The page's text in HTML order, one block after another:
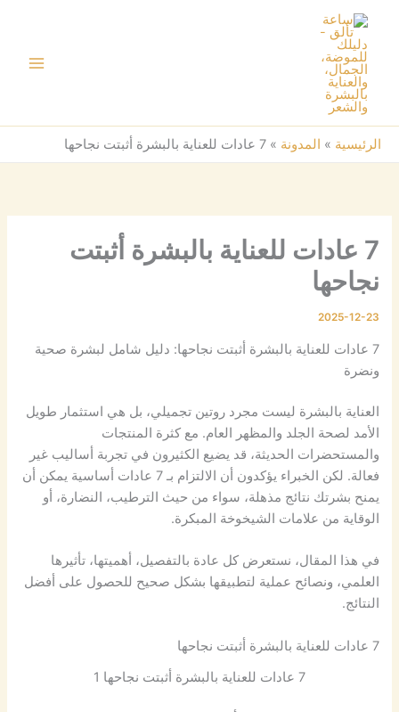
المحتوى
الرئيسية » المدونة » 7 عادات للعناية بالبشرة أثبتت نجاحها
7 عادات للعناية بالبشرة أثبتت
نجاحها
2025-12-23
7 عادات للعناية بالبشرة أثبتت نجاحها: دليل شامل لبشرة صحية
ونضرة
العناية بالبشرة ليست مجرد روتين تجميلي، بل هي استثمار طويل
الأمد لصحة الجلد والمظهر العام. مع كثرة المنتجات
والمستحضرات الحديثة، قد يضيع الكثيرون في تجربة أساليب غير
فعالة. لكن الخبراء يؤكدون أن الالتزام بـ 7 عادات أساسية يمكن أن
يمنح بشرتك نتائج مذهلة، سواء من حيث الترطيب، النضارة، أو
الوقاية من علامات الشيخوخة المبكرة.
في هذا المقال، نستعرض كل عادة بالتفصيل، أهميتها، تأثيرها
العلمي، ونصائح عملية لتطبيقها بشكل صحيح للحصول على أفضل
النتائج.
7 عادات للعناية بالبشرة أثبتت نجاحها
7 عادات للعناية بالبشرة أثبتت نجاحها 1